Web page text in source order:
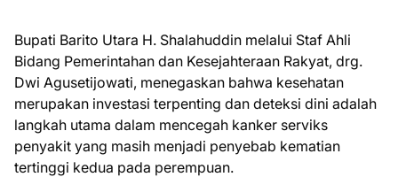
Bupati Barito Utara H. Shalahuddin melalui Staf Ahli
Bidang Pemerintahan dan Kesejahteraan Rakyat, drg.
Dwi Agusetijowati, menegaskan bahwa kesehatan
merupakan investasi terpenting dan deteksi dini adalah
langkah utama dalam mencegah kanker serviks
penyakit yang masih menjadi penyebab kematian
tertinggi kedua pada perempuan.